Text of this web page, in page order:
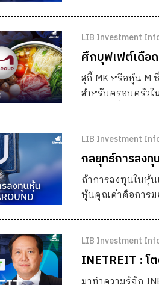
หรือไม่มีวิสัยทัศน์
LIB Investment
ศึกบุฟเฟต์เดือ
สุกี้ MK หรือหุ้น M
สำหรับครอบครัวใ
LIB Investment
กลยุทธ์การลง
ถ้าการลงทุนในหุ้
หุ้นคุณค่าคือการม
LIB Investment
INETREIT : โ
มาทำความรู้จัก